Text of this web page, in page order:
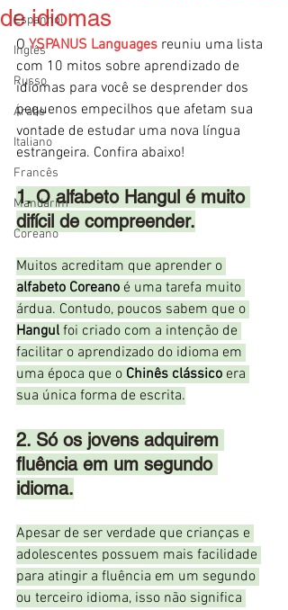
Espanhol
Inglês
Russo
Árabe
Italiano
Francês
Mandarim
Coreano
de idiomas
O YSPANUS Languages reuniu uma lista
com 10 mitos sobre aprendizado de
idiomas para você se desprender dos
pequenos empecilhos que afetam sua
vontade de estudar uma nova língua
estrangeira. Confira abaixo!
1. O alfabeto Hangul é muito
difícil de compreender.
Muitos acreditam que aprender o
alfabeto Coreano é uma tarefa muito
árdua. Contudo, poucos sabem que o
Hangul foi criado com a intenção de
facilitar o aprendizado do idioma em
uma época que o Chinês clássico era
sua única forma de escrita.
2. Só os jovens adquirem
fluência em um segundo
idioma.
Apesar de ser verdade que crianças e
adolescentes possuem mais facilidade
para atingir a fluência em um segundo
ou terceiro idioma, isso não significa